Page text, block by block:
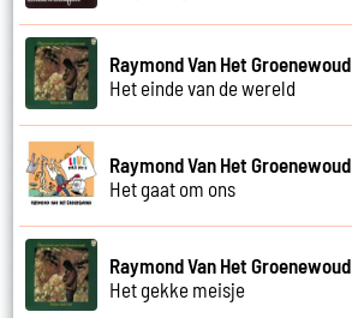
Raymond Van Het Groenewoud
Het einde van de wereld
Raymond Van Het Groenewoud
Het gaat om ons
Raymond Van Het Groenewoud
Het gekke meisje